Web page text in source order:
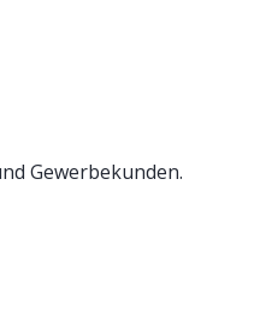
Gewerbekunden.